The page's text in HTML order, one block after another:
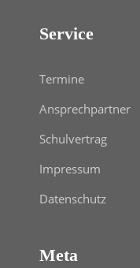
Service
Termine
Ansprechpartner
Schulvertrag
Impressum
Datenschutz
Meta